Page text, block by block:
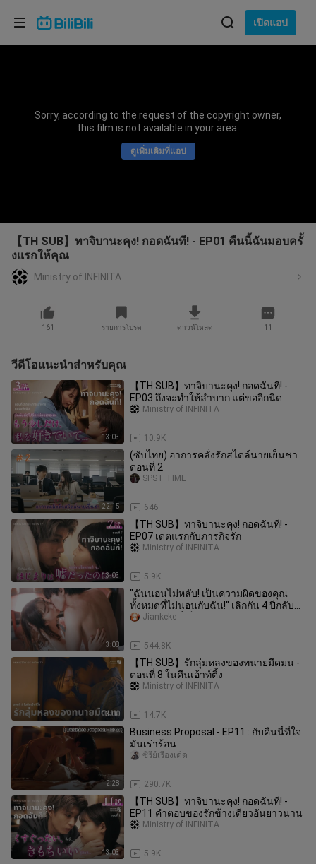
เปิดแอป
Sorry, according to the request of the copyright owner,
this film is not available in your area.
ดูเพิ่มเติมที่แอป
【TH SUB】ทาจิบานะคุง! กอดฉันที! - EP01 คืนนี้ฉันมอบครั้
งแรกให้คุณ
Ministry of INFINITA
161 รายการโปรด ดาวน์โหลด 11
วีดีโอแนะนำสำหรับคุณ
13:03
【TH SUB】ทาจิบานะคุง! กอดฉันที! -
EP03 ถึงจะทำให้ลำบาก แต่ขออีกนิด
10.9K
Ministry of INFINITA
22:15
(ซับไทย) อาการคลั่งรักสไตล์นายเย็นชา
ตอนที่ 2
646
SPST TIME
13:03
【TH SUB】ทาจิบานะคุง! กอดฉันที! -
EP07 เดตแรกกับภารกิจรัก
5.9K
Ministry of INFINITA
3:08
"ฉันนอนไม่หลับ! เป็นความผิดของคุณ
ทั้งหมดที่ไม่นอนกับฉัน!" เลิกกัน 4 ปีกลับ
ไปได้ไหม? นี่เป็นละครหวานส
544.8K
Jiankeke
13:00
【TH SUB】รักลุ่มหลงของทนายมืดมน -
ตอนที่ 8 ในคืนเอ้าท์ติ้ง
14.7K
Ministry of INFINITA
2:28
Business Proposal - EP11 : กับคืนนี้ที่ใจ
มันเร่าร้อน
290.7K
ซีรี่ย์เรื่องเด็ด
13:03
【TH SUB】ทาจิบานะคุง! กอดฉันที! -
EP11 คำตอบของรักข้างเดียวอันยาวนาน
5.9K
Ministry of INFINITA
เลือกภาษา